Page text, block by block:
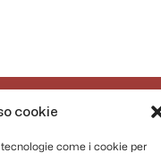
cookie
come i cookie per